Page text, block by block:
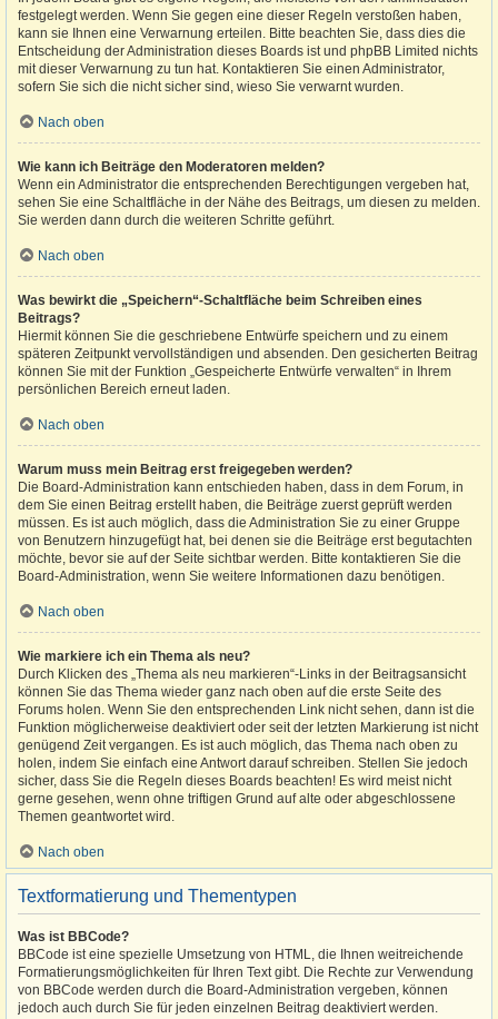
festgelegt werden. Wenn Sie gegen eine dieser Regeln verstoßen haben,
kann sie Ihnen eine Verwarnung erteilen. Bitte beachten Sie, dass dies die
Entscheidung der Administration dieses Boards ist und phpBB Limited nichts
mit dieser Verwarnung zu tun hat. Kontaktieren Sie einen Administrator,
sofern Sie sich die nicht sicher sind, wieso Sie verwarnt wurden.
Nach oben
Wie kann ich Beiträge den Moderatoren melden?
Wenn ein Administrator die entsprechenden Berechtigungen vergeben hat,
sehen Sie eine Schaltfläche in der Nähe des Beitrags, um diesen zu melden.
Sie werden dann durch die weiteren Schritte geführt.
Nach oben
Was bewirkt die „Speichern“-Schaltfläche beim Schreiben eines
Beitrags?
Hiermit können Sie die geschriebene Entwürfe speichern und zu einem
späteren Zeitpunkt vervollständigen und absenden. Den gesicherten Beitrag
können Sie mit der Funktion „Gespeicherte Entwürfe verwalten“ in Ihrem
persönlichen Bereich erneut laden.
Nach oben
Warum muss mein Beitrag erst freigegeben werden?
Die Board-Administration kann entschieden haben, dass in dem Forum, in
dem Sie einen Beitrag erstellt haben, die Beiträge zuerst geprüft werden
müssen. Es ist auch möglich, dass die Administration Sie zu einer Gruppe
von Benutzern hinzugefügt hat, bei denen sie die Beiträge erst begutachten
möchte, bevor sie auf der Seite sichtbar werden. Bitte kontaktieren Sie die
Board-Administration, wenn Sie weitere Informationen dazu benötigen.
Nach oben
Wie markiere ich ein Thema als neu?
Durch Klicken des „Thema als neu markieren“-Links in der Beitragsansicht
können Sie das Thema wieder ganz nach oben auf die erste Seite des
Forums holen. Wenn Sie den entsprechenden Link nicht sehen, dann ist die
Funktion möglicherweise deaktiviert oder seit der letzten Markierung ist nicht
genügend Zeit vergangen. Es ist auch möglich, das Thema nach oben zu
holen, indem Sie einfach eine Antwort darauf schreiben. Stellen Sie jedoch
sicher, dass Sie die Regeln dieses Boards beachten! Es wird meist nicht
gerne gesehen, wenn ohne triftigen Grund auf alte oder abgeschlossene
Themen geantwortet wird.
Nach oben
Textformatierung und Thementypen
Was ist BBCode?
BBCode ist eine spezielle Umsetzung von HTML, die Ihnen weitreichende
Formatierungsmöglichkeiten für Ihren Text gibt. Die Rechte zur Verwendung
von BBCode werden durch die Board-Administration vergeben, können
jedoch auch durch Sie für jeden einzelnen Beitrag deaktiviert werden.